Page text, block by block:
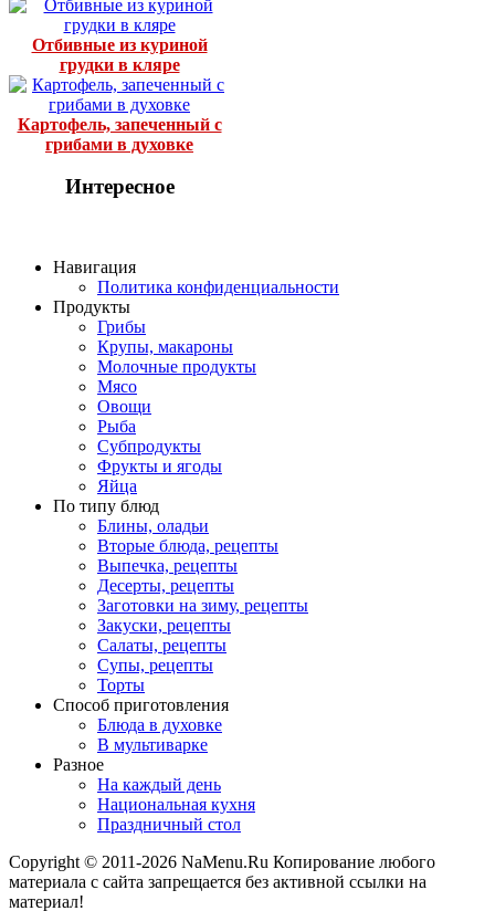
Отбивные из куриной
грудки в кляре
Картофель, запеченный с
грибами в духовке
Интересное
Навигация
Политика конфиденциальности
Продукты
Грибы
Крупы, макароны
Молочные продукты
Мясо
Овощи
Рыба
Субпродукты
Фрукты и ягоды
Яйца
По типу блюд
Блины, оладьи
Вторые блюда, рецепты
Выпечка, рецепты
Десерты, рецепты
Заготовки на зиму, рецепты
Закуски, рецепты
Салаты, рецепты
Супы, рецепты
Торты
Способ приготовления
Блюда в духовке
В мультиварке
Разное
На каждый день
Национальная кухня
Праздничный стол
Copyright © 2011-2026 NaMenu.Ru Копирование любого
материала с сайта запрещается без активной ссылки на
материал!